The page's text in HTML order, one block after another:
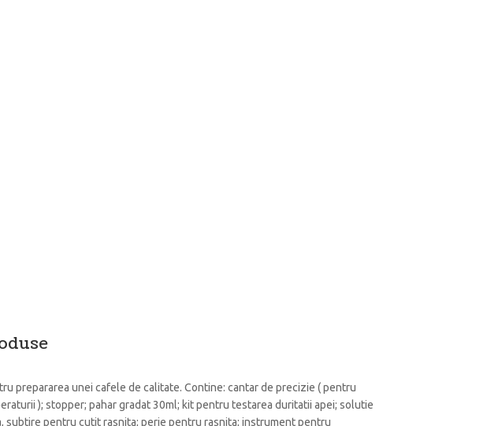
prepararea unei cafele de calitate. Contine: cantar de precizie ( pentru
); stopper; pahar gradat 30ml; kit pentru testarea duritatii apei; solutie
subtire pentru cutit rasnita; perie pentru rasnita; instrument pentru